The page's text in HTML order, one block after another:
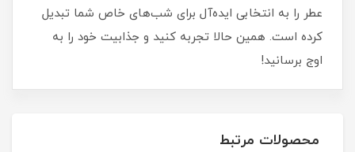
عطر را به انتخابی ایده‌آل برای شب‌های خاص شما تبدیل
کرده است. همین حالا تجربه کنید و جذابیت خود را به
اوج برسانید!
محصولات مرتبط